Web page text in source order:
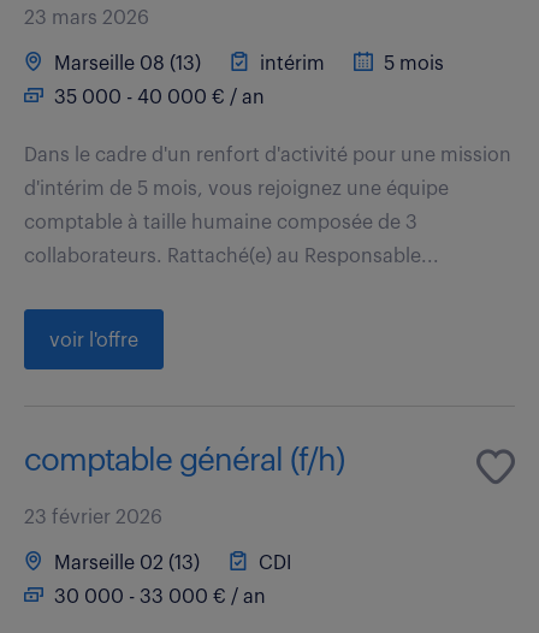
23 mars 2026
Marseille 08 (13) intérim
5 mois
35 000 - 40 000 € / an
Dans le cadre d'un renfort d'activité pour une mission
d'intérim de 5 mois, vous rejoignez une équipe
comptable à taille humaine composée de 3
collaborateurs. Rattaché(e) au Responsable...
voir l'offre
comptable général (f/h)
23 février 2026
Marseille 02 (13)
CDI
30 000 - 33 000 € / an